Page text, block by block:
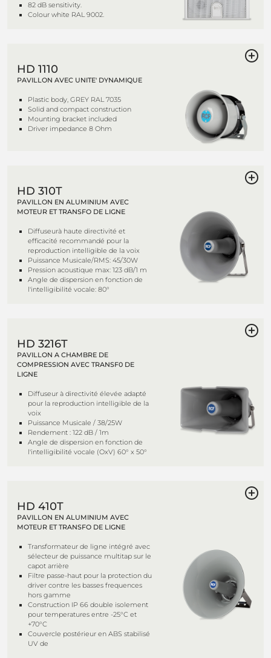
82 dB sensitivity.
Colour white RAL 9002.
HD 1110
PAVILLON AVEC UNITE' DYNAMIQUE
Plastic body, GREY RAL 7035
Solid and compact construction
Mounting bracket included
Driver impedance 8 Ohm
HD 310T
PAVILLON EN ALUMINIUM AVEC
MOTEUR ET TRANSFO DE LIGNE
Diffuseurà haute directivité et
efficacité recommandé pour la
reproduction intelligible de la voix
Puissance Musicale/RMS: 45/30W
Pression acoustique max: 123 dB/1 m
Angle de dispersion en fonction de
l'intelligibilité vocale: 80°
HD 3216T
PAVILLON A CHAMBRE DE
COMPRESSION AVEC TRANSF0 DE
LIGNE
Diffuseur à directivité élevée adapté
pour la reproduction intelligible de la
voix
Puissance Musicale / 38/25W
Rendement : 122 dB / 1m
Angle de dispersion en fonction de
l'intelligibilité vocale (OxV) 60° x 50°
HD 410T
PAVILLON EN ALUMINIUM AVEC
MOTEUR ET TRANSFO DE LIGNE
Transformateur de ligne intégré avec
sélecteur de puissance multitap sur le
capot arrière
Filtre passe-haut pour la protection du
driver contre les basses frequences
hors gamme
Construction IP 66 double isolement
pour temperatures entre -25°C et
+70°C
Couvercle postérieur en ABS stabilisé
UV de